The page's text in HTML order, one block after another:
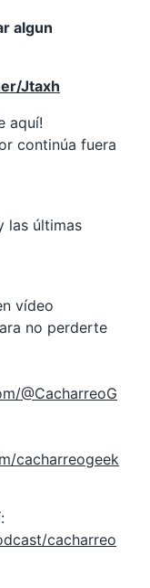
algun
Jtaxh
aquí!
continúa fuera
las últimas
vídeo
no perderte
@CacharreoG
cacharreogeek
cacharreo